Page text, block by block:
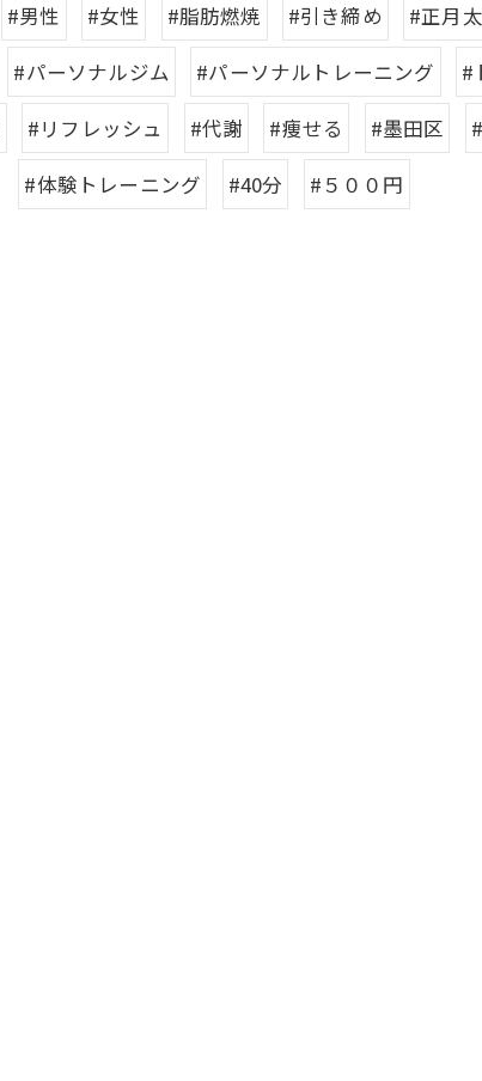
#男性 #女性 #脂肪燃焼 #引き締め #正月
#パーソナルジム #パーソナルトレーニング #
#リフレッシュ #代謝 #痩せる #墨田区
#体験トレーニング
#40分 #５００円